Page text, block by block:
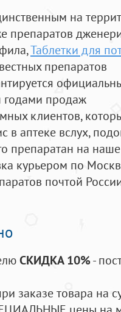
на
препаратов
,Таблетки для
препаратов
годами продаж
клиентов,
в аптеке вслух,
препаратан на
курьером по
почтой
СКИДКА 10%-
заказе товара на